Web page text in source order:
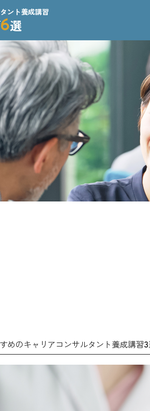
ント養成講習
6選
めのキャリアコンサルタント養成講習3